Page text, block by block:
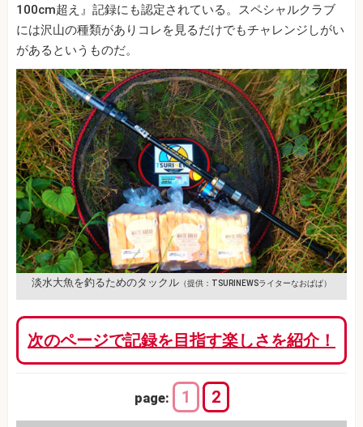
100cm超え』記録にも認定されている。スペシャルクラブ
には沢山の種類がありコレを見るだけでもチャレンジしがい
があるというものだ。
淡水大魚を釣るためのタックル （提供：TSURINEWSライターなおぱぱ）
次のページで記録を目指す楽しさを紹介！
page: 1 2